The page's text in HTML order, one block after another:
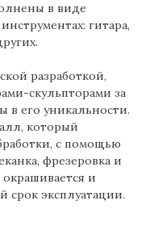
в виде
гитара,
разработкой,
скульпторами за
в его уникальности.
который
с помощью
фрезеровка и
и
срок эксплуатации.